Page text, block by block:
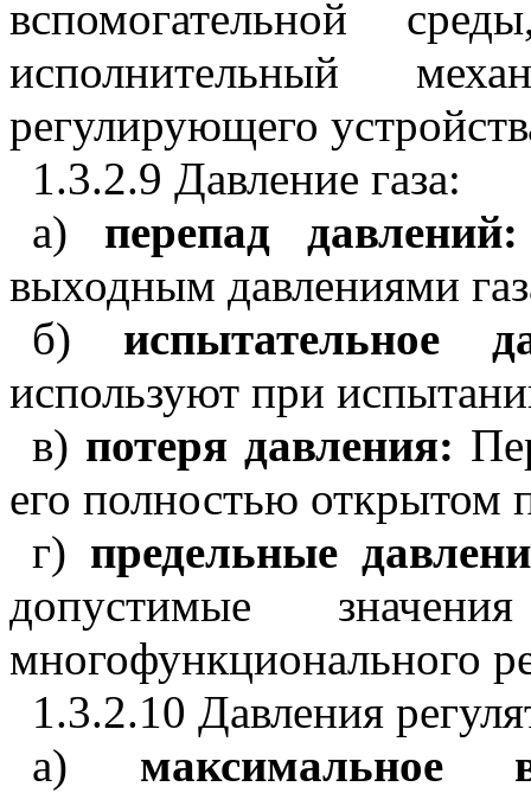
вспомогательной
исполнительный
регулирующего
1.3.2.9 Давление газа:
а) перепад
выходным давлениями
б) испытательное
используют при
в) потеря давления:
его полностью открытом
г) предельные
допустимые
многофункционального
1.3.2.10 Давления
а)